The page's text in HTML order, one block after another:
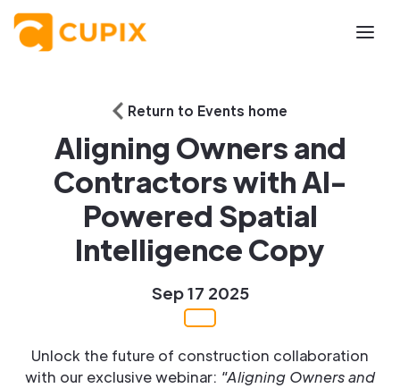
Return to Events home
Aligning Owners and
Contractors with AI-
Powered Spatial
Intelligence Copy
Sep 17 2025
Unlock the future of construction collaboration
with our exclusive webinar: "Aligning Owners and